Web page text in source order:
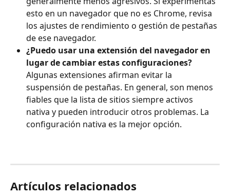
esto en un navegador que no es Chrome, revisa
los ajustes de rendimiento o gestión de pestañas
de ese navegador.
¿Puedo usar una extensión del navegador en
lugar de cambiar estas configuraciones?
Algunas extensiones afirman evitar la
suspensión de pestañas. En general, son menos
fiables que la lista de sitios siempre activos
nativa y pueden introducir otros problemas. La
configuración nativa es la mejor opción.
Artículos relacionados